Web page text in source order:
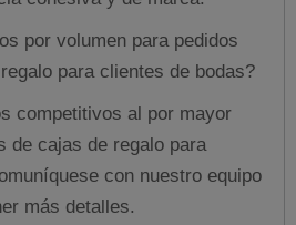
por volumen para pedidos
para clientes de bodas?
competitivos al por mayor
de cajas de regalo para
con nuestro equipo
más detalles.